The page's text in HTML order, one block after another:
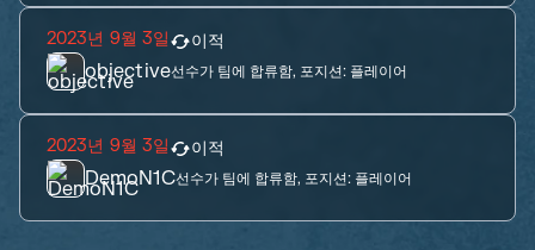
2023년 9월 3일 이적
objective선수가 팀에 합류함, 포지션: 플레이어
2023년 9월 3일 이적
DemoN1C선수가 팀에 합류함, 포지션: 플레이어